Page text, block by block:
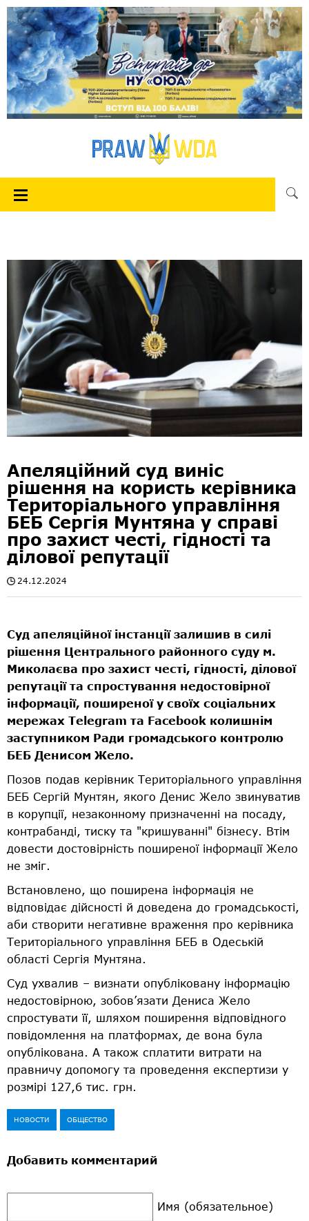
Апеляційний суд виніс
рішення на користь керівника
Територіального управління
БЕБ Сергія Мунтяна у справі
про захист честі, гідності та
ділової репутації
24.12.2024
Суд апеляційної інстанції залишив в силі
рішення Центрального районного суду м.
Миколаєва про захист честі, гідності, ділової
репутації та спростування недостовірної
інформації, поширеної у своїх соціальних
мережах Telegram та Facebook колишнім
заступником Ради громадського контролю
БЕБ Денисом Жело.
Позов подав керівник Територіального управління
БЕБ Сергій Мунтян, якого Денис Жело звинуватив
в корупції, незаконному призначенні на посаду,
контрабанді, тиску та "кришуванні" бізнесу. Втім
довести достовірність поширеної інформації Жело
не зміг.
Встановлено, що поширена інформація не
відповідає дійсності й доведена до громадськості,
аби створити негативне враження про керівника
Територіального управління БЕБ в Одеській
області Сергія Мунтяна.
Суд ухвалив – визнати опубліковану інформацію
недостовірною, зобов’язати Дениса Жело
спростувати її, шляхом поширення відповідного
повідомлення на платформах, де вона була
опублікована. А також сплатити витрати на
правничу допомогу та проведення експертизи у
розмірі 127,6 тис. грн.
НОВОСТИ ОБЩЕСТВО
Добавить комментарий
Имя (обязательное)